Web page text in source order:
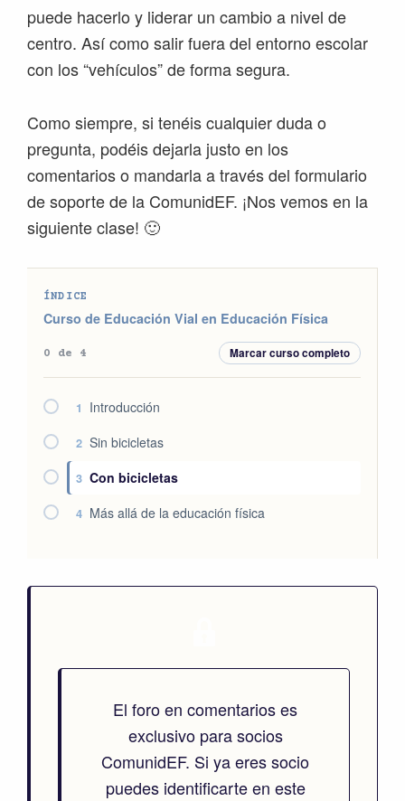
puede hacerlo y liderar un cambio a nivel de
centro. Así como salir fuera del entorno escolar
con los “vehículos” de forma segura.
Como siempre, si tenéis cualquier duda o
pregunta, podéis dejarla justo en los
comentarios o mandarla a través del formulario
de soporte de la ComunidEF. ¡Nos vemos en la
siguiente clase! 🙂
ÍNDICE
Curso de Educación Vial en Educación Física
0 de 4 Marcar curso completo
1 Introducción
2 Sin bicicletas
3 Con bicicletas
4 Más allá de la educación física
El foro en comentarios es
exclusivo para socios
ComunidEF. Si ya eres socio
puedes identificarte en este